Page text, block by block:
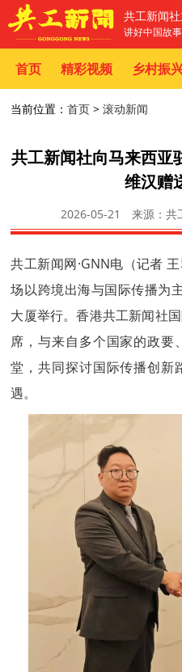
共工新闻
讲好中国故
首页 精彩视频 乡村振
当前位置：首页 >滚动新闻
共工新闻社向马来西亚
维汉赠
2026-05-21 来源：共
共工新闻网·GNN电（记者
场以跨境出海与国际传播为
大厦举行。香港共工新闻社
席，与来自多个国家的政要
堂，共同探讨国际传播创新
遇。